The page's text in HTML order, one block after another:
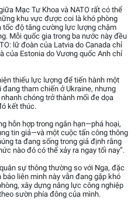
Mạc Tư Khoa và NATO rất có thể
khu vực được coi là khó phòng
tốc độ tăng cường lực lượng chậm
Mỗi quốc gia trong ba nước này đều
lữ đoàn của Latvia do Canada chỉ
của Estonia do Vương quốc Anh chỉ
thiếu lực lượng để tiến hành một
tham chiến ở Ukraine, nhưng
chóng trở thành mối đe dọa
kết thúc.
hỗn hợp trong ngắn hạn—phá hoại,
tin giả—và một cuộc tấn công thông
ta đang sống trong giả định rằng
nào đó có thể xảy ra ngay tối nay”.
sự thông thường so với Nga, đặc
liên minh này vẫn đang gặp khó
xây dựng năng lực công nghiệp
sườn phía đông của mình.